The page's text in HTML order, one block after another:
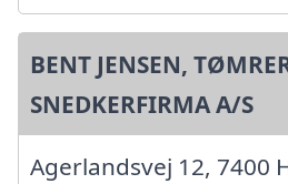
BENT JENSEN,
SNEDKERFIRMA A/S
Agerlandsvej 12, 7400